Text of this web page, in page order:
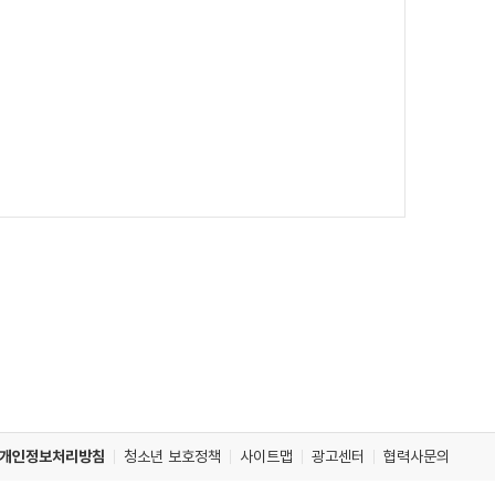
개인정보처리방침 청소년 보호정책 사이트맵 광고센터 협력사문의